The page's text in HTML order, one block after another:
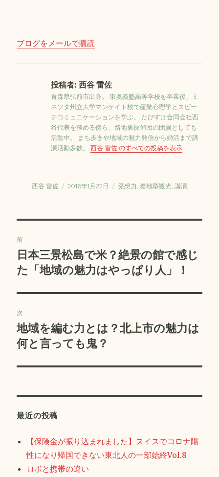
ブログをメールで購読
投稿者: 西谷 雷佐
青森県弘前市出身。 東奥義塾高等学校を卒業後、ミ
ネソタ州立大学マンケイト校で産業心理学とスピー
チコミュニケーションを学ぶ。 たびすけ合同会社西
谷代表を務める傍ら、路地裏探偵団の団員としても
活動中。 まち歩きや地域の魅力発信から婚活まで講
演活動多数。西谷 雷佐 のすべての投稿を表示
投
西谷 雷佐
投
2016年1月22日
タ
発想力,着地型観光,講演
稿
ナ
ビ
ゲ
ー
シ
ン
前
前
の
稿:
日本三景松島で米？絶景の館で感じ
た「地域の魅力はやっぱり人」！
次
次
の
稿:
地域を編む力とは？北上市の魅力は
何と言っても鬼？
最近の投稿
【保険金が振り込まれました】スイスでコロナ陽
性になり帰国できない東北人の一部始終Vol.8
ロボと携帯の違い